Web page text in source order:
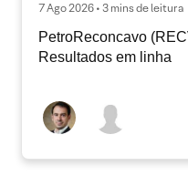
7 Ago 2026 • 3 mins de leitura
PetroReconcavo
Resultados em linha